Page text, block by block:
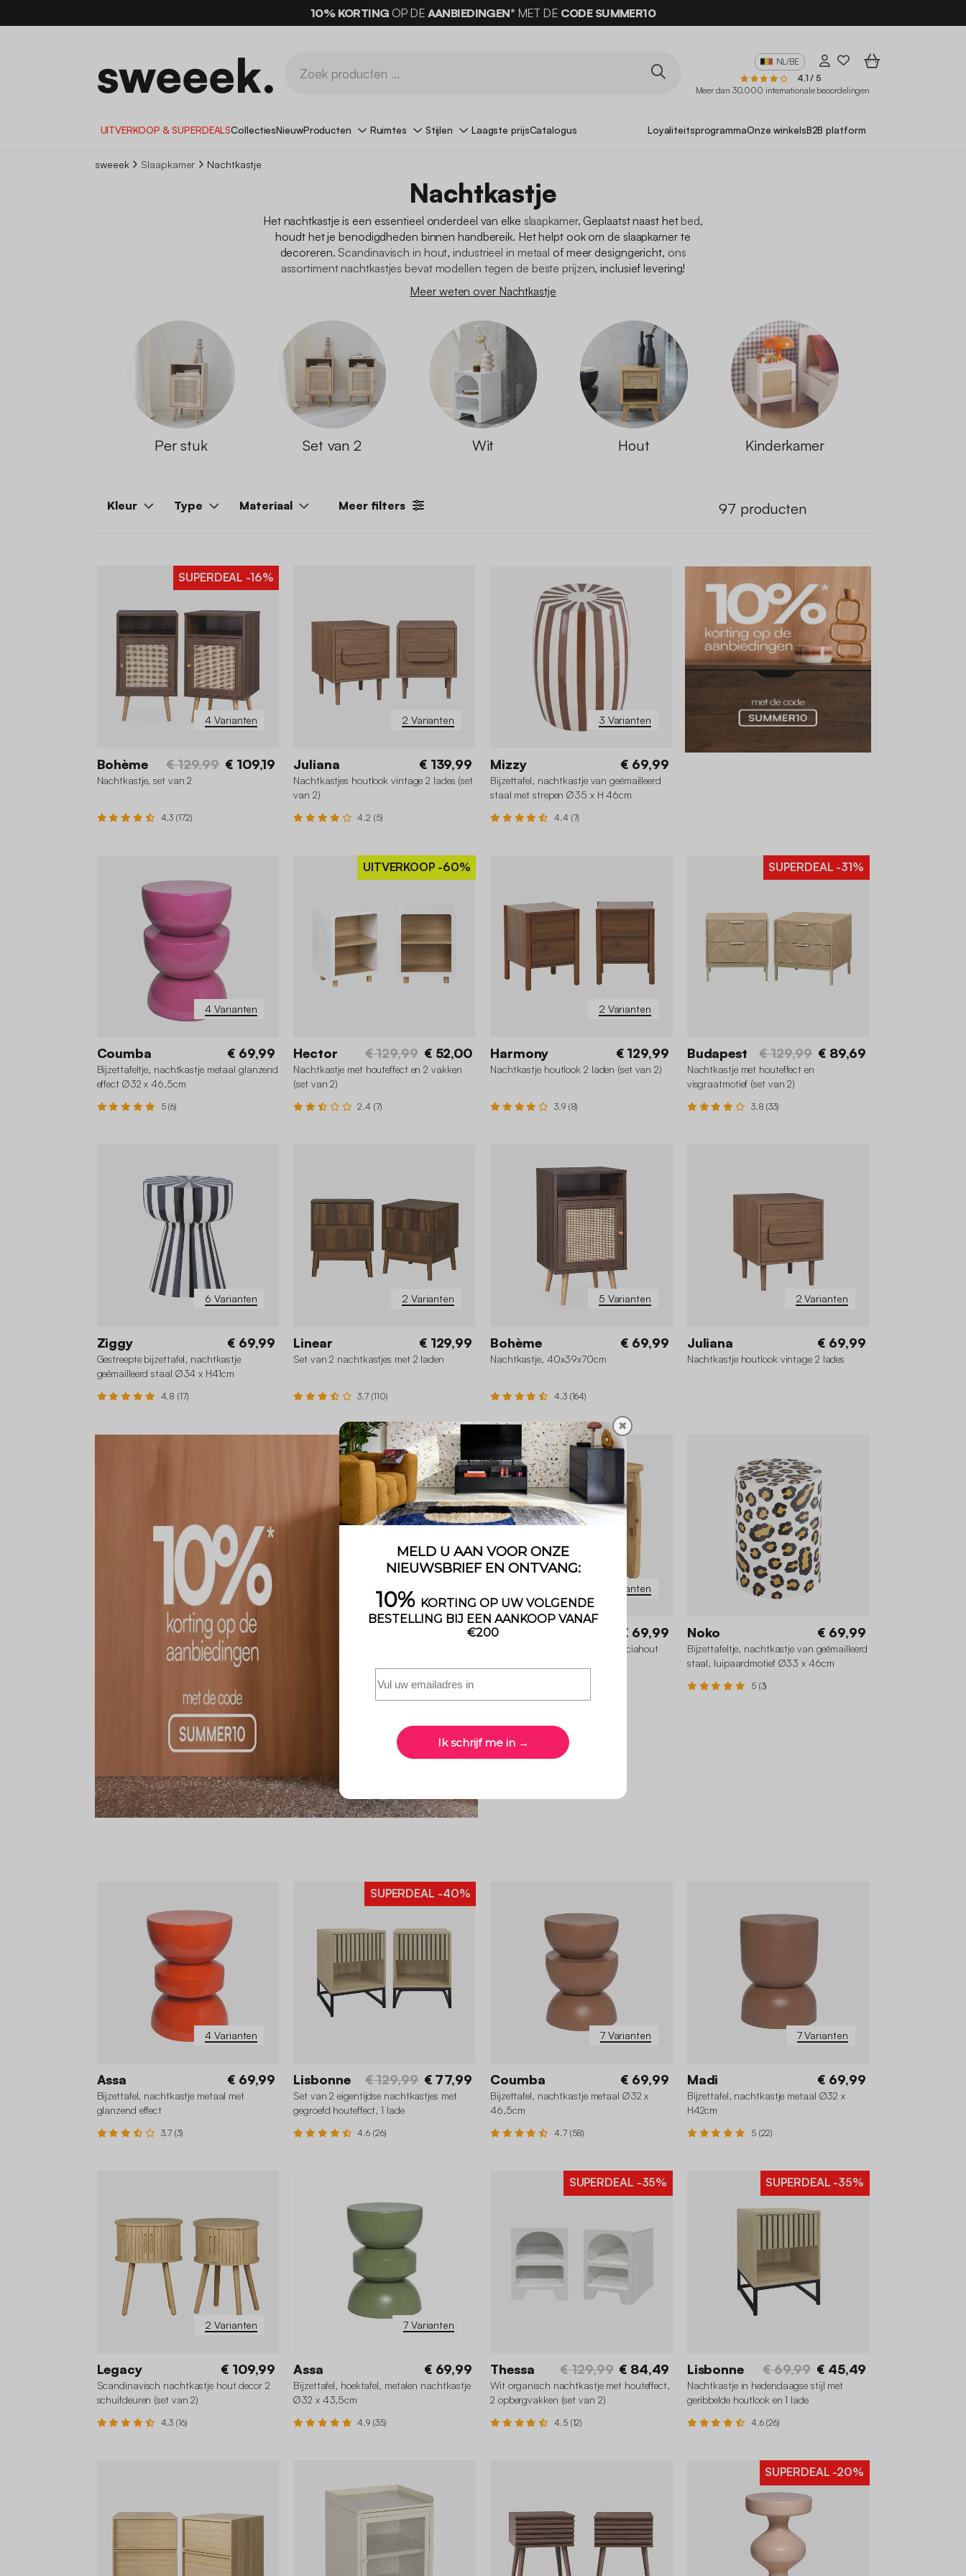
10% KORTING OP DE AANBIEDINGEN* MET DE CODE SUMMER10
NL/BE
4,1 / 5
Meer dan 30.000 internationale beoordelingen
UITVERKOOP & SUPERDEALSCollectiesNieuwProducten Ruimtes Stijlen Laagste prijsCatalogus LoyaliteitsprogrammaOnze winkelsB2B platform
sweeek Slaapkamer Nachtkastje
Nachtkastje
Het nachtkastje is een essentieel onderdeel van elke slaapkamer. Geplaatst naast het bed,
houdt het je benodigdheden binnen handbereik. Het helpt ook om de slaapkamer te
decoreren. Scandinavisch in hout, industrieel in metaal of meer designgericht, ons
assortiment nachtkastjes bevat modellen tegen de beste prijzen, inclusief levering!
Meer weten over Nachtkastje
Per stuk Set van 2 Wit Hout Kinderkamer
Kleur Type Materiaal Meer filters 97 producten
4 Varianten
SUPERDEAL -16%
Bohème € 129,99 € 109,19
Nachtkastje, set van 2
4.3 (172)
2 Varianten
Juliana € 139,99
Nachtkastjes houtlook vintage 2 lades (set
van 2)
4.2 (5)
3 Varianten
Mizzy € 69,99
Bijzettafel, nachtkastje van geëmailleerd
staal met strepen Ø35 x H 46cm
4.4 (7)
4 Varianten
Coumba € 69,99
Bijzettafeltje, nachtkastje metaal glanzend
effect Ø32 x 46,5cm
5 (6)
UITVERKOOP -60%
Hector € 129,99 € 52,00
Nachtkastje met houteffect en 2 vakken
(set van 2)
2.4 (7)
2 Varianten
Harmony € 129,99
Nachtkastje houtlook 2 laden (set van 2)
3.9 (8)
SUPERDEAL -31%
Budapest € 129,99 € 89,69
Nachtkastje met houteffect en
visgraatmotief (set van 2)
3.8 (33)
6 Varianten
Ziggy € 69,99
Gestreepte bijzettafel, nachtkastje
geëmailleerd staal Ø34 x H41cm
4.8 (17)
2 Varianten
Linear € 129,99
Set van 2 nachtkastjes met 2 laden
3.7 (110)
5 Varianten
Bohème € 69,99
Nachtkastje, 40x39x70cm
4.3 (164)
2 Varianten
Juliana € 69,99
Nachtkastje houtlook vintage 2 lades
2 Varianten
Asha € 69,99
Nachtkastje, bijzettafel van acaciahout
Noko € 69,99
Bijzettafeltje, nachtkastje van geëmailleerd
staal, luipaardmotief Ø33 x 46cm
5 (3)
4 Varianten
Assa € 69,99
Bijzettafel, nachtkastje metaal met
glanzend effect
3.7 (3)
SUPERDEAL -40%
Lisbonne € 129,99 € 77,99
Set van 2 eigentijdse nachtkastjes met
gegroefd houteffect, 1 lade
4.6 (26)
7 Varianten
Coumba € 69,99
Bijzettafel, nachtkastje metaal Ø32 x
46,5cm
4.7 (58)
+2
7 Varianten
Madi € 69,99
Bijzettafel, nachtkastje metaal Ø32 x
H42cm
5 (22)
2 Varianten
Legacy € 109,99
Scandinavisch nachtkastje hout decor 2
schuifdeuren (set van 2)
4.3 (16)
+2
7 Varianten
Assa € 69,99
Bijzettafel, hoektafel, metalen nachtkastje
Ø32 x 43,5cm
4.9 (35)
SUPERDEAL -35%
Thessa € 129,99 € 84,49
Wit organisch nachtkastje met houteffect,
2 opbergvakken (set van 2)
4.5 (12)
SUPERDEAL -35%
Lisbonne € 69,99 € 45,49
Nachtkastje in hedendaagse stijl met
geribbelde houtlook en 1 lade
4.6 (26)
SUPERDEAL -20%
✖